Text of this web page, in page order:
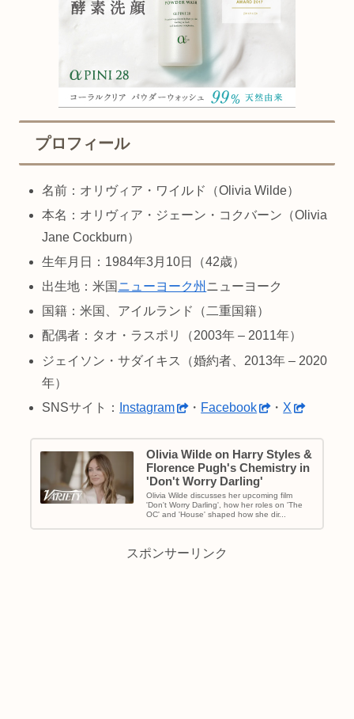
プロフィール
名前：オリヴィア・ワイルド（Olivia Wilde）
本名：オリヴィア・ジェーン・コクバーン（Olivia
Jane Cockburn）
生年月日：1984年3月10日（42歳）
出生地：米国 ニューヨーク州 ニューヨーク
国籍：米国、アイルランド（二重国籍）
配偶者：タオ・ラスポリ（2003年 – 2011年）
ジェイソン・サダイキス（婚約者、2013年 – 2020
年）
SNSサイト：
Instagram ・ Facebook ・ X
Olivia Wilde on Harry Styles &
Florence Pugh's Chemistry in
'Don't Worry Darling'
Olivia Wilde discusses her upcoming film
'Don't Worry Darling', how her roles on 'The
OC' and 'House' shaped how she dir...
スポンサーリンク